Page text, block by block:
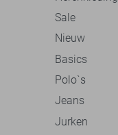
Sale
Nieuw
Basics
Polo`s
Jeans
Jurken